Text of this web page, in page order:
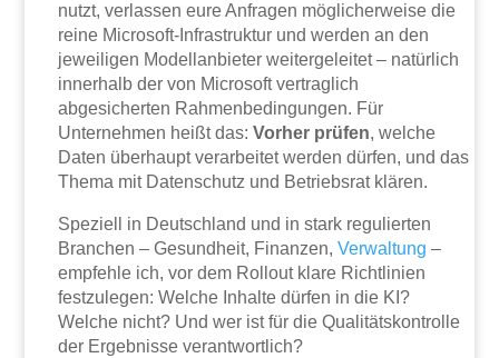
nutzt, verlassen eure Anfragen möglicherweise die
reine Microsoft-Infrastruktur und werden an den
jeweiligen Modellanbieter weitergeleitet – natürlich
innerhalb der von Microsoft vertraglich
abgesicherten Rahmenbedingungen. Für
Unternehmen heißt das:Vorher prüfen, welche
Daten überhaupt verarbeitet werden dürfen, und das
Thema mit Datenschutz und Betriebsrat klären.
Speziell in Deutschland und in stark regulierten
Branchen – Gesundheit, Finanzen,Verwaltung –
empfehle ich, vor dem Rollout klare Richtlinien
festzulegen: Welche Inhalte dürfen in die KI?
Welche nicht? Und wer ist für die Qualitätskontrolle
der Ergebnisse verantwortlich?